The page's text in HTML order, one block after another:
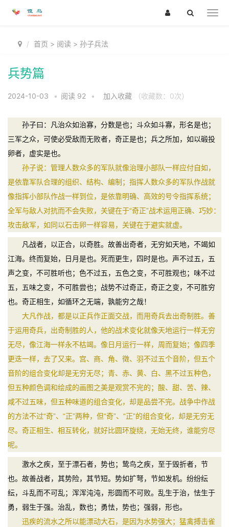
首页 > 阅读 > 孙子兵法
兵势篇
2024-10-03 • 阅读 92 • 加入收藏 （收藏数： 0次）
孙子曰：凡治众如治寡，分数是也；斗众如斗寡，形名是也；
三军之众，可使必受敌而无败者，奇正是也；兵之所加，如以碫投
卵者，虚实是也。
孙子说：管理人数众多的军队就像治理小部队一样应付自如，
是依靠军队合理的组织、结构、编制；指挥人数众多的军队作战就
像指挥小部队作战一样到位，是依靠明确、高效的号令指挥系统；
全军与敌人对抗而不会失败，关键在于“奇正”战术运用正确、巧妙：
攻击敌军，如同以石击卵一样容易，关键在于避实就虚。
凡战者，以正合，以奇胜。故善出奇者，无穷如天地，不竭如
江海。终而复始，日月是也。死而更生，四时是也。声不过五，五
声之变，不可胜听也；色不过五，五色之变，不可胜观也；味不过
五，五味之变，不可胜尝也；战势不过奇正，奇正之变，不可胜穷
也。奇正相生，如循环之无端，孰能穷之哉！
大凡作战，都是以正兵作正面交战，而用奇兵去出奇制胜。善
于运用奇兵，出奇制胜的人，他的战术变化就像天地运行一样无穷
无尽，像江海一样永不枯竭。像日月运行一样，周而复始；像四季
更迭一样，去了又来。宫、商、角、徵、羽不过五个音阶，但五个
音阶的组合变化却是无穷无尽；青、赤、黄、白、黑不过五种色，
但五种颜色调和绘成的画图之美是观赏不完的；酸、甜、苦、辣、
咸不过五味，但五种味道的组合变化，却是品尝不完。战争中作战
的方法不过“奇”、“正”两种，但“奇”、“正”的组合变化，却是无穷无
尽。奇正相生、相互转化，就好比圆环旋绕，无始无终，谁能穷尽
呢。
激水之疾，至于漂石者，势也；鸷鸟之疾，至于毁折者，节
也。故善战者，其势险，其节短。势如扩弩，节如发机。纷纷纭
纭，斗乱而不可乱；浑浑沌沌，形圆而不可败。乱生于治，怯生于
勇，弱生于强。治乱，数也；勇怯，势也；强弱，形也。
迅疾的流水之所以能漂动大石，是因为水势强大；猛禽搏击雀